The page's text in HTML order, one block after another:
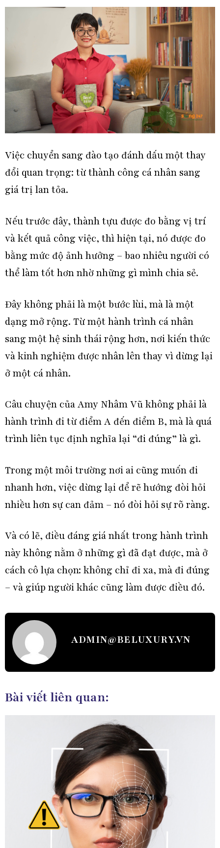
Việc chuyển sang đào tạo đánh dấu một thay
đổi quan trọng: từ thành công cá nhân sang
giá trị lan tỏa.
Nếu trước đây, thành tựu được đo bằng vị trí
và kết quả công việc, thì hiện tại, nó được đo
bằng mức độ ảnh hưởng – bao nhiêu người có
thể làm tốt hơn nhờ những gì mình chia sẻ.
Đây không phải là một bước lùi, mà là một
dạng mở rộng. Từ một hành trình cá nhân
sang một hệ sinh thái rộng hơn, nơi kiến thức
và kinh nghiệm được nhân lên thay vì dừng lại
ở một cá nhân.
Câu chuyện của Amy Nhâm Vũkhông phải là
hành trình đi từ điểm A đến điểm B, mà là quá
trình liên tục định nghĩa lại “đi đúng” là gì.
Trong một môi trường nơi ai cũng muốn đi
nhanh hơn, việc dừng lại để rẽ hướng đòi hỏi
nhiều hơn sự can đảm – nó đòi hỏi sự rõ ràng.
Và có lẽ, điều đáng giá nhất trong hành trình
này không nằm ở những gì đã đạt được, mà ở
cách cô lựa chọn: không chỉ đi xa, mà đi đúng
– và giúp người khác cũng làm được điều đó.
ADMIN@BELUXURY.VN
Bài viết liên quan: